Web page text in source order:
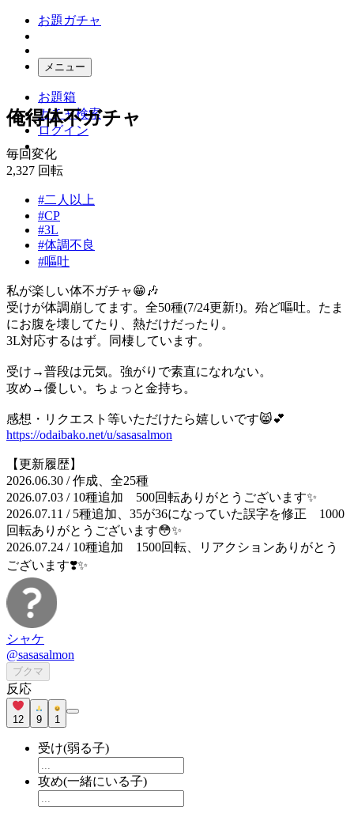
お題ガチャ
メニュー
お題箱
ガチャ検索
ログイン
俺得体不ガチャ
毎回変化
2,327 回転
#二人以上
#CP
#3L
#体調不良
#嘔吐
私が楽しい体不ガチャ😁🎶
受けが体調崩してます。全50種(7/24更新!)。殆ど嘔吐。たま
にお腹を壊してたり、熱だけだったり。
3L対応するはず。同棲しています。
受け→普段は元気。強がりで素直になれない。
攻め→優しい。ちょっと金持ち。
感想・リクエスト等いただけたら嬉しいです😸💕
https://odaibako.net/u/sasasalmon
【更新履歴】
2026.06.30 / 作成、全25種
2026.07.03 / 10種追加 500回転ありがとうございます✨
2026.07.11 / 5種追加、35が36になっていた誤字を修正 1000
回転ありがとうございます😳✨
2026.07.24 / 10種追加 1500回転、リアクションありがとう
ございます❣️✨
シャケ
@sasasalmon
ブクマ
反応
12 9 1
受け(弱る子)
攻め(一緒にいる子)